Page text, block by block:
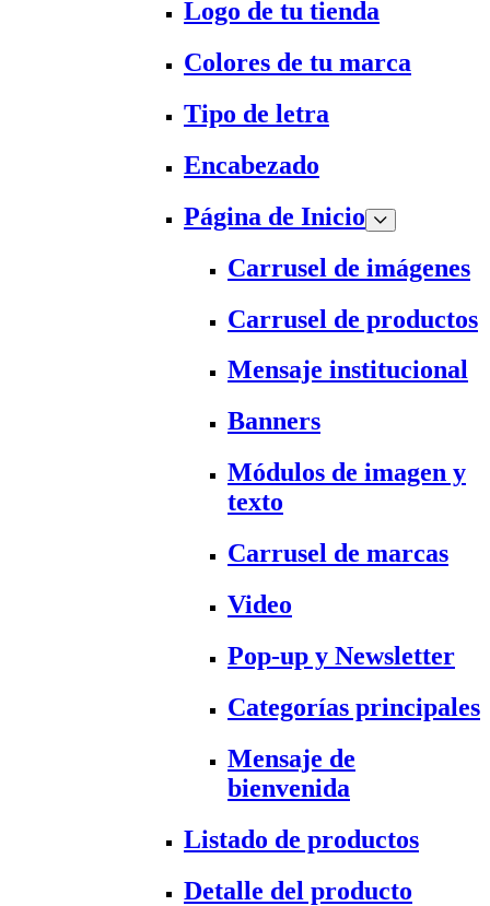
Logo de tu tienda
Colores de tu marca
Tipo de letra
Encabezado
Página de Inicio
Carrusel de imágenes
Carrusel de productos
Mensaje institucional
Banners
Módulos de imagen y
texto
Carrusel de marcas
Video
Pop-up y Newsletter
Categorías principales
Mensaje de
bienvenida
Listado de productos
Detalle del producto